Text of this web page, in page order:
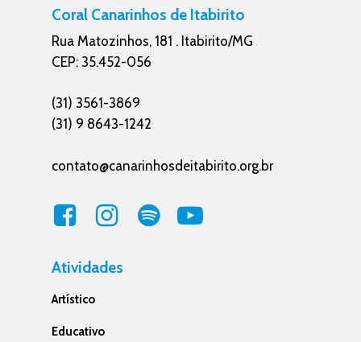
Coral Canarinhos de Itabirito
Rua Matozinhos, 181 . Itabirito/MG
CEP: 35.452-056
(31) 3561-3869
(31) 9 8643-1242
contato@canarinhosdeitabirito.org.br
Atividades
Artístico
Educativo